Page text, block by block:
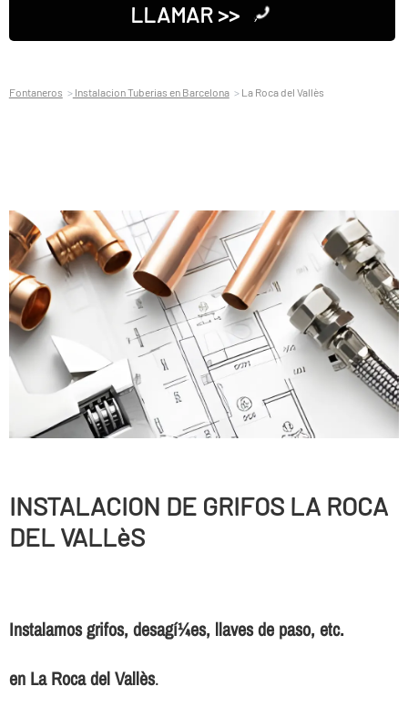
LLAMAR >>
Fontaneros Instalacion Tuberias en Barcelona La Roca del Vallès
INSTALACION DE GRIFOS LA ROCA
DEL VALLèS
Instalamos grifos, desagí¼es, llaves de paso, etc.
en La Roca del Vallès.